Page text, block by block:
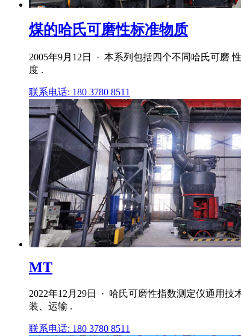
煤的哈氏可磨性标准物质
2005年9月12日 · 本系列包括四个不同哈氏可磨
度 .
联系电话: 180 3780 8511
MT
2022年12月29日 · 哈氏可磨性指数测定仪通用
装、运输 .
联系电话: 180 3780 8511